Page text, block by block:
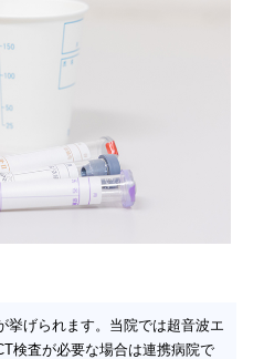
挙げられます。当院では超音波エ
検査が必要な場合は連携病院で